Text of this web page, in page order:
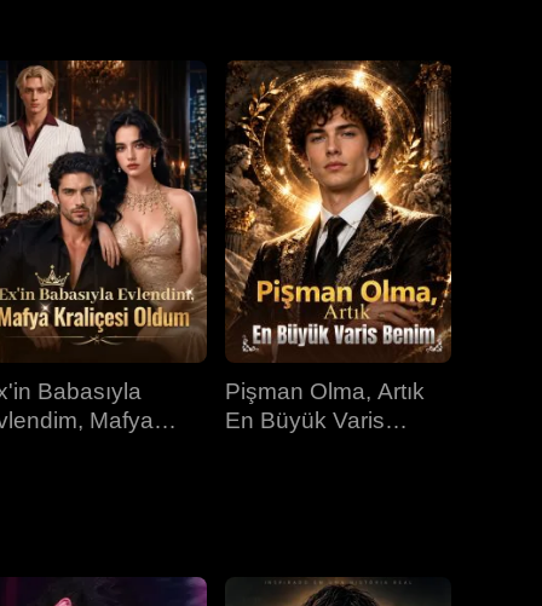
34.bölüm 35.bölüm 36.bölüm
37.bölüm 38.bölüm 39.bölüm
40.bölüm
Babasıyla
Mafya
Pişman Olma, Artık
En Büyük Varis